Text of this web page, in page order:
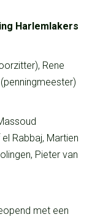
Harlemlakers
Rene
Rabbaj, Martien
Pieter van
met een